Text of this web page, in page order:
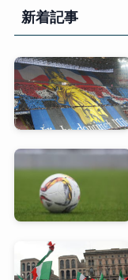
新着記事